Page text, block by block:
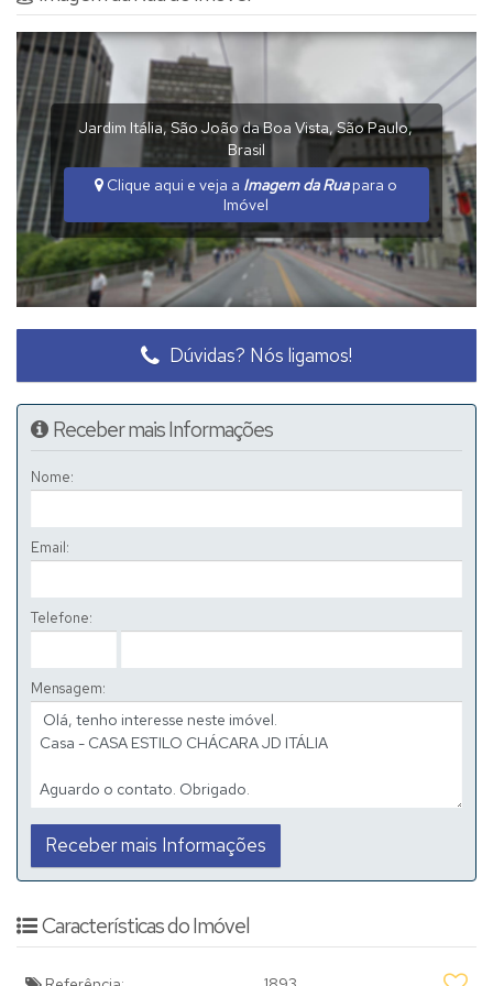
Jardim Itália,São João da Boa Vista,São Paulo,
Brasil
Clique aqui e veja a Imagem da Ruapara o
Imóvel
Dúvidas? Nós ligamos!
Receber mais Informações
Nome:
Email:
Telefone:
Mensagem:
Características do Imóvel